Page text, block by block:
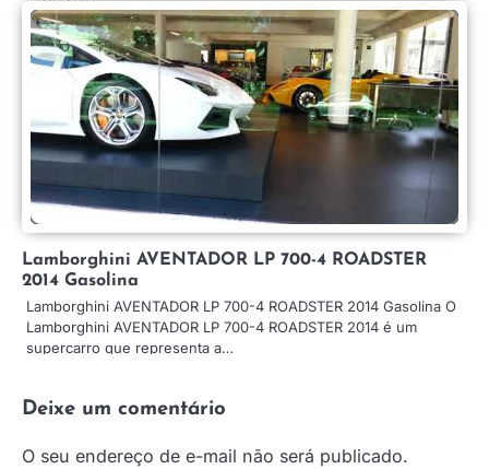
Lamborghini AVENTADOR LP 700-4 ROADSTER
2014 Gasolina
Lamborghini AVENTADOR LP 700-4 ROADSTER 2014 Gasolina O
Lamborghini AVENTADOR LP 700-4 ROADSTER 2014 é um
supercarro que representa a…
Deixe um comentário
O seu endereço de e-mail não será publicado.